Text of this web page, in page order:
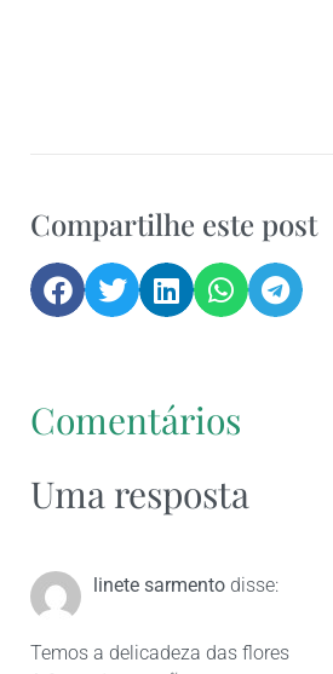
Compartilhe este post
Comentários
Uma resposta
linete sarmento disse:
Temos a delicadeza das flores